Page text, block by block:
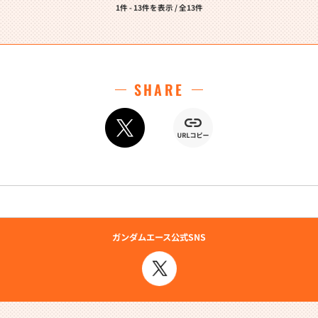
1件 - 13件を表示 / 全13件
SHARE
ガンダムエース公式SNS